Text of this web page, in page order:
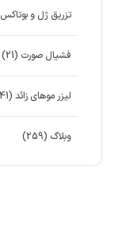
تزریق ژل و بوتاکس
فشیال صورت (21)
لیزر موهای زائد (141)
وبلاگ (259)